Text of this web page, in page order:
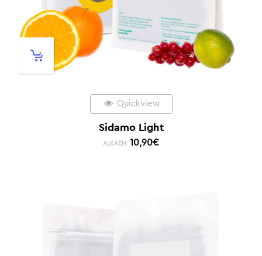
Quickview
Sidamo Light
ALKAEN: 10,90€